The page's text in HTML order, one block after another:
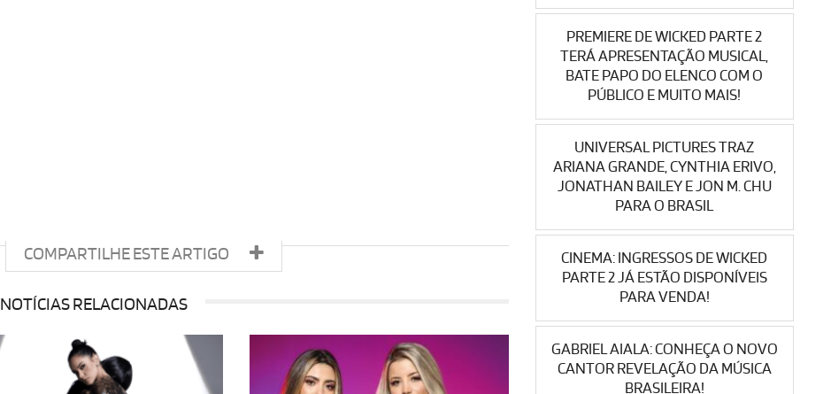
COMPARTILHE ESTE ARTIGO
NOTÍCIAS RELACIONADAS
PREMIERE DE WICKED PARTE 2
TERÁ APRESENTAÇÃO MUSICAL,
BATE PAPO DO ELENCO COM O
PÚBLICO E MUITO MAIS!
UNIVERSAL PICTURES TRAZ
ARIANA GRANDE, CYNTHIA ERIVO,
JONATHAN BAILEY E JON M. CHU
PARA O BRASIL
CINEMA: INGRESSOS DE WICKED
PARTE 2 JÁ ESTÃO DISPONÍVEIS
PARA VENDA!
GABRIEL AIALA: CONHEÇA O NOVO
CANTOR REVELAÇÃO DA MÚSICA
BRASILEIRA!